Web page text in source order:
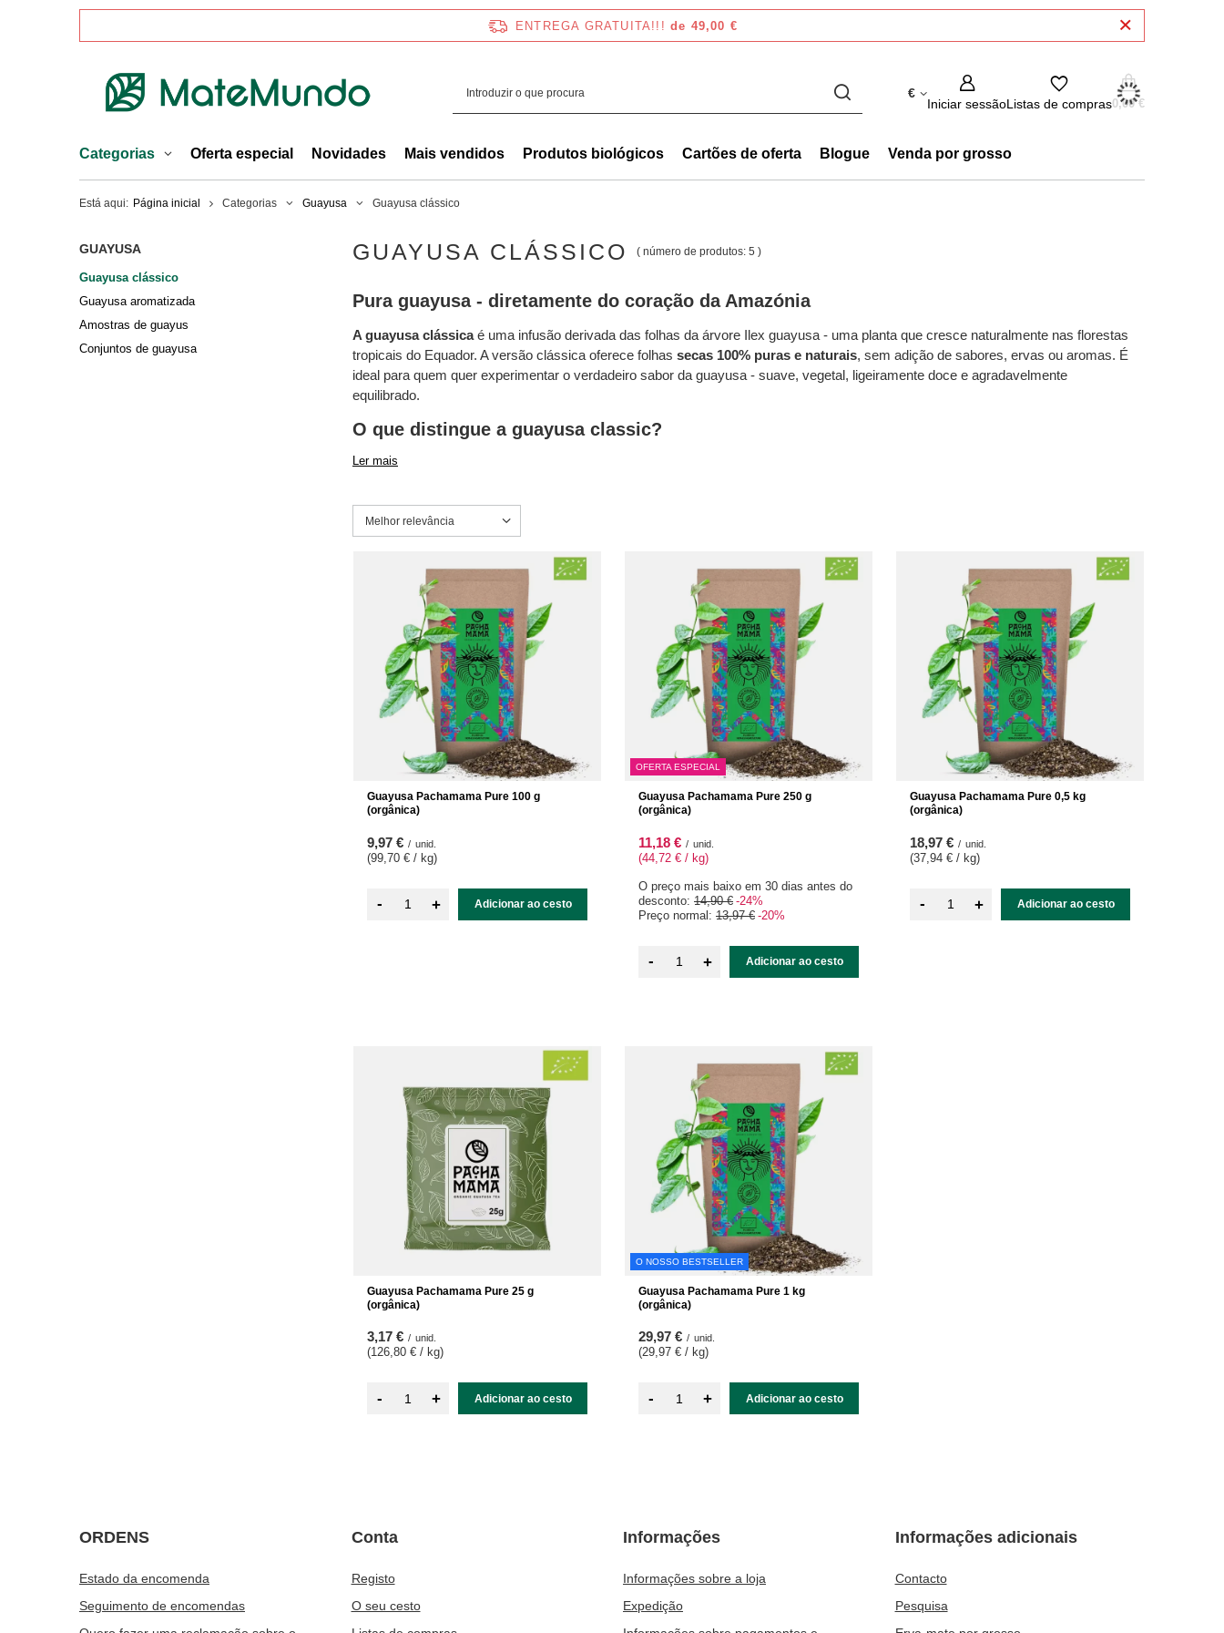
ENTREGA GRATUITA!!! de 49,00 €
€
Iniciar sessãoListas de compras0,00 €
Categorias Oferta especial Novidades Mais vendidos Produtos biológicos Cartões de oferta Blogue Venda por grosso
Está aqui: Página inicial Categorias Guayusa Guayusa clássico
GUAYUSA
Guayusa clássico
Guayusa aromatizada
Amostras de guayus
Conjuntos de guayusa
GUAYUSA CLÁSSICO ( número de produtos: 5 )
Pura guayusa - diretamente do coração da Amazónia
A guayusa clássicaé uma infusão derivada das folhas da árvore Ilex guayusa - uma planta que cresce naturalmente nas florestas
tropicais do Equador. A versão clássica oferece folhas secas 100% puras e naturais, sem adição de sabores, ervas ou aromas. É
ideal para quem quer experimentar o verdadeiro sabor da guayusa - suave, vegetal, ligeiramente doce e agradavelmente
equilibrado.
O que distingue a guayusa classic?
Ler mais
Alterar a ordenação
Melhor relevância
Guayusa Pachamama Pure 100 g
(orgânica)
9,97 € / unid.
(99,70 € / kg)
- + Adicionar ao cesto
OFERTA ESPECIAL
Guayusa Pachamama Pure 250 g
(orgânica)
11,18 € / unid.
(44,72 € / kg)
O preço mais baixo em 30 dias antes do
desconto: 14,90 € -24%
Preço normal: 13,97 € -20%
- + Adicionar ao cesto
Guayusa Pachamama Pure 0,5 kg
(orgânica)
18,97 € / unid.
(37,94 € / kg)
- + Adicionar ao cesto
Guayusa Pachamama Pure 25 g
(orgânica)
3,17 € / unid.
(126,80 € / kg)
- + Adicionar ao cesto
O NOSSO BESTSELLER
Guayusa Pachamama Pure 1 kg
(orgânica)
29,97 € / unid.
(29,97 € / kg)
- + Adicionar ao cesto
ORDENS
Estado da encomenda
Seguimento de encomendas
Conta
Registo
O seu cesto
Informações
Informações sobre a loja
Expedição
Informações adicionais
Contacto
Pesquisa